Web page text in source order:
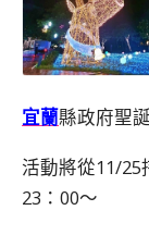
宜蘭縣政府聖
活動將從11/25
23：00～